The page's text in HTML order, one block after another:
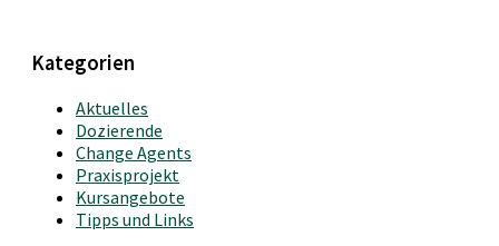
Kategorien
Aktuelles
Dozierende
Change Agents
Praxisprojekt
Kursangebote
Tipps und Links